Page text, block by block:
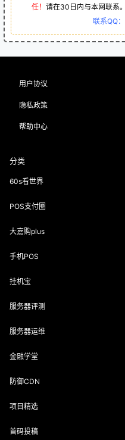
任！ 请在30日内与本网联系。
联系QQ：
用户协议
隐私政策
帮助中心
分类
60s看世界
POS支付圈
大嘉购plus
手机POS
挂机宝
服务器评测
服务器运维
金融学堂
防御CDN
项目精选
首码投稿